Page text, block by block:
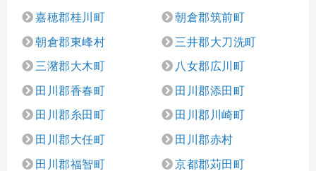
嘉穂郡桂川町 朝倉郡筑前町
朝倉郡東峰村 三井郡大刀洗町
三潴郡大木町 八女郡広川町
田川郡香春町 田川郡添田町
田川郡糸田町 田川郡川崎町
田川郡大任町 田川郡赤村
田川郡福智町 京都郡苅田町